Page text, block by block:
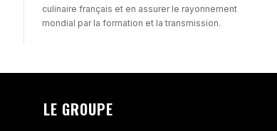
culinaire français et en assurer le rayonnement
mondial par la formation et la transmission.
LE GROUPE